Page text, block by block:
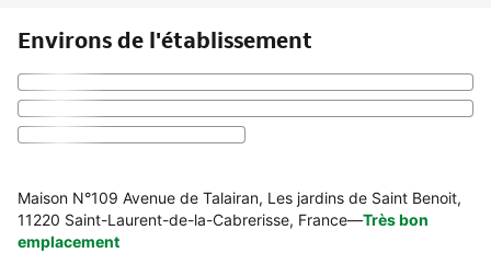
Environs de l'établissement
Maison N°109 Avenue de Talairan, Les jardins de Saint Benoit,
11220 Saint-Laurent-de-la-Cabrerisse, France—Très bon
emplacement